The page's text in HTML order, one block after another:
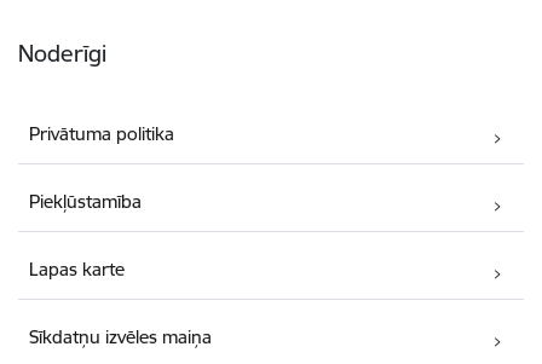
Noderīgi
Privātuma politika
Piekļūstamība
Lapas karte
Sīkdatņu izvēles maiņa